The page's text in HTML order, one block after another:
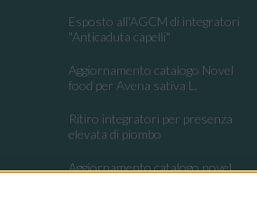
Esposto all'AGCM di integratori
"Anticaduta capelli"
Aggiornamento catalogo Novel
food per Avena sativa L.
Ritiro integratori per presenza
elevata di piombo
Aggiornamento catalogo novel